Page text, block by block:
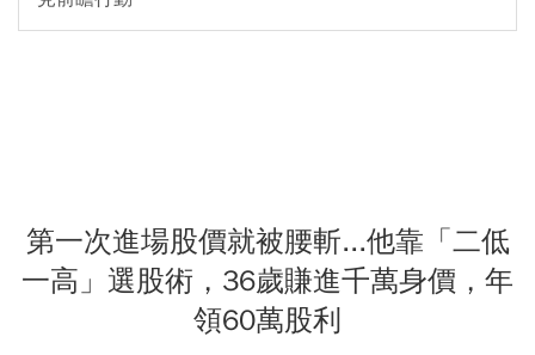
第一次進場股價就被腰斬...他靠「二低
一高」選股術，36歲賺進千萬身價，年
領60萬股利